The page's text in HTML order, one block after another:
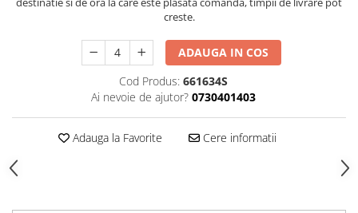
creste.
ADAUGA IN COS
Cod Produs: 661634S
Ai nevoie de ajutor? 0730401403
Adauga la Favorite Cere informatii